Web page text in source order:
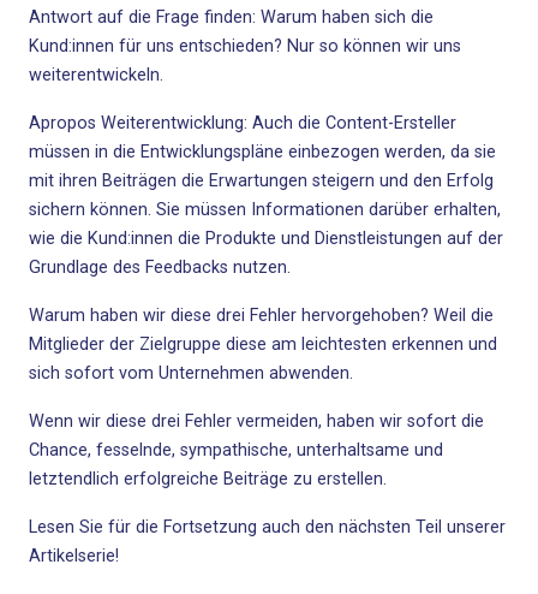
Antwort auf die Frage finden: Warum haben sich die
Kund:innen für uns entschieden? Nur so können wir uns
weiterentwickeln.
Apropos Weiterentwicklung: Auch die Content-Ersteller
müssen in die Entwicklungspläne einbezogen werden, da sie
mit ihren Beiträgen die Erwartungen steigern und den Erfolg
sichern können. Sie müssen Informationen darüber erhalten,
wie die Kund:innen die Produkte und Dienstleistungen auf der
Grundlage des Feedbacks nutzen.
Warum haben wir diese drei Fehler hervorgehoben? Weil die
Mitglieder der Zielgruppe diese am leichtesten erkennen und
sich sofort vom Unternehmen abwenden.
Wenn wir diese drei Fehler vermeiden, haben wir sofort die
Chance, fesselnde, sympathische, unterhaltsame und
letztendlich erfolgreiche Beiträge zu erstellen.
Lesen Sie für die Fortsetzung auch den nächsten Teil unserer
Artikelserie!